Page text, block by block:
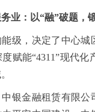
别纳入监测对象2600余人
议医药机构名单的重庆创
挂靠触发692个镇街启动
部分乡镇有小流域山洪灾害
中心以巡察整改为抓手整
食店食品安全专项执法检查
山渝水生态底色
业：以“融”破题，
能级，决定了中心城
赋能“4311”现代
银金融租赁有限公